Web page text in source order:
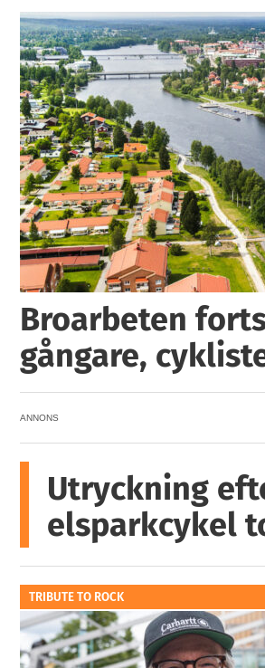
Broarbeten
gångare,
ANNONS
Utryckning
elsparkcykel
TRIBUTE TO ROCK